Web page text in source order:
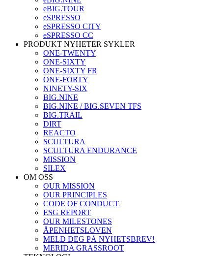
eBIG.TOUR
eSPRESSO
eSPRESSO CITY
eSPRESSO CC
PRODUKT NYHETER SYKLER
ONE-TWENTY
ONE-SIXTY
ONE-SIXTY FR
ONE-FORTY
NINETY-SIX
BIG.NINE
BIG.NINE / BIG.SEVEN TFS
BIG.TRAIL
DIRT
REACTO
SCULTURA
SCULTURA ENDURANCE
MISSION
SILEX
OM OSS
OUR MISSION
OUR PRINCIPLES
CODE OF CONDUCT
ESG REPORT
OUR MILESTONES
ÅPENHETSLOVEN
MELD DEG PÅ NYHETSBREV!
MERIDA GRASSROOT